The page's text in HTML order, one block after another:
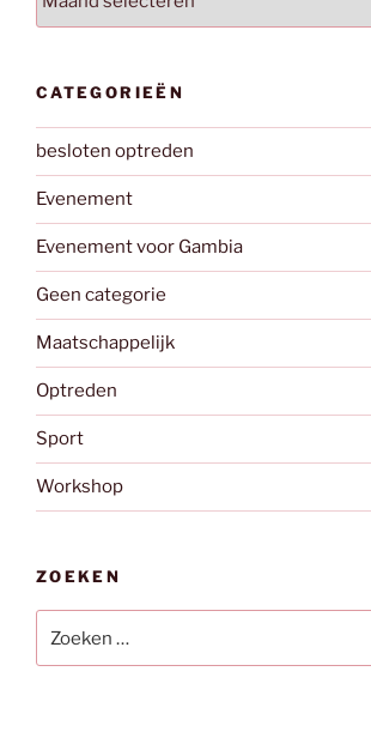
CATEGORIEËN
besloten optreden
Evenement
Evenement voor Gambia
Geen categorie
Maatschappelijk
Optreden
Sport
Workshop
ZOEKEN
naar: